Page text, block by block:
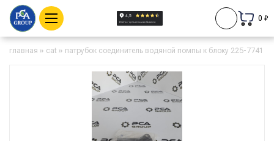
0 ₽
главная » cat » патрубок соединитель водяной помпы к блоку 225-7741